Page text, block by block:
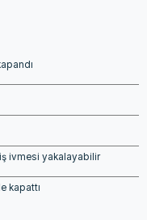
ivmesi yakalayabilir
kapattı